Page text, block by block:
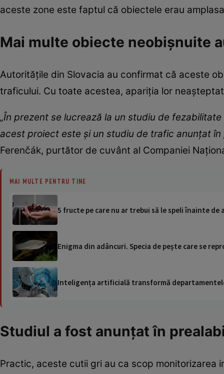
aceste zone este faptul că obiectele erau
Mai multe obiecte neobișnuite
Autoritățile din Slovacia au confirmat că aceste
traficului. Cu toate acestea, apariția lor
„În prezent se lucrează la un studiu de
acest proiect este și un studiu de trafic anunțat
Ferenčák, purtător de cuvânt al Companiei
MAI MULTE PENTRU TINE
5 fructe pe care nu ar trebui să le speli înainte
Enigma din adâncuri. Specia de pește care se
Inteligența artificială transformă
Studiul a fost anunțat în
Practic, aceste cutii gri au ca scop